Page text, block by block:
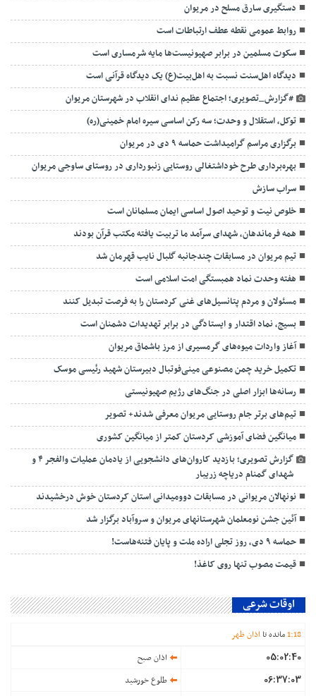
دستگیری سارق مسلح در مریوان
روابط عمومی نقطه عطف ارتباطات است
سکوت مسلمین در برابر صهیونیست‌ها مایه شرمساری است
دیدگاه اهل‌سنت نسبت به اهل‌بیت(ع) یک دیدگاه قرآنی است
#گزارش_تصویری؛ اجتماع عظیم ندای انقلاب در شهرستان مریوان
توکل، استقلال و وحدت؛ سه رکن اساسی سیره امام خمینی(ره)
برگزاری مراسم گرامیداشت حماسه ۹ دی در مریوان
بهره‌برداری طرح خوداشتغالی روستایی زنبورداری در روستای ساوجی مریوان
سراب سازش
خلوص نیت و توحید اصول اساسی ایمان مسلمانان است
همه فرماندهان، شهدای سرآمد ما تربیت یافته مکتب قرآن بودند
تیم مریوان در مسابقات چندجانبه گلبال نایب قهرمان شد
هفته وحدت نماد همبستگی امت اسلامی است
مسئولان و مردم پتانسیل‌های غنی کردستان را به فرصت تبدیل کنند
بسیج، نماد اقتدار و ایستادگی در برابر تهدیدات دشمنان است
آغاز واردات میوه‌های گرمسیری از مرز باشماق مریوان
تکمیل خرید چمن مصنوعی مینی‌فوتبال دبیرستان شهید رئیسی موسک
رسانه‌ها ابزار اصلی در جنگ‌های رژیم صهیونیستی
تیم‌های برتر جام روستایی مریوان معرفی شدند+ تصویر
میانگین فضای آموزشی کردستان کمتر از میانگین کشوری
گزارش تصویری؛ بازدید کاروان‌های دانشجویی از یادمان عملیات والفجر ۴ و
شهدای گمنام دریاچه زریبار
نونهالان مریوانی در مسابقات دوومیدانی استان کردستان خوش درخشیدند
آئین جشن نومعلمان شهرستانهای مریوان و سروآباد برگزار شد
حماسه ۹ دی، روز تجلی اراده ملت و پایان فتنه‌هاست!
قیمت مصوب تنها روی کاغذ!
اوقات شرعی
1:18 مانده تا اذان ظهر
05:02:40 اذان صبح
06:37:03 طلوع خورشید